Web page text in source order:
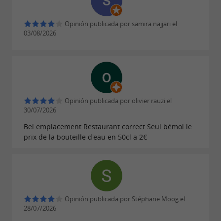
¡Tépacap! acoge escuelas, centros de ocio,
seminarios, eventos de team building,
¡Tépacap! Toulouse también ofrece multitud de
juegos sin equipo, además de una actividad en
interiores:
Time4zone, un juego de aventuras
como máximo. 4 salas para recorrer con 4
¿Eres rápido? ¿Te da miedo la oscuridad?
¿Tienes curiosidad?
¿Buscas un lugar para celebrar el cumpleaños
de tu hijo o adolescente? Tenemos un
Opinión publicada por samira najjari el
03/08/2026
Opinión publicada por olivier rauzi el
30/07/2026
Bel emplacement Restaurant correct Seul bémol le
prix de la bouteille d'eau en 50cl a 2€
Opinión publicada por Stéphane Moog el
28/07/2026